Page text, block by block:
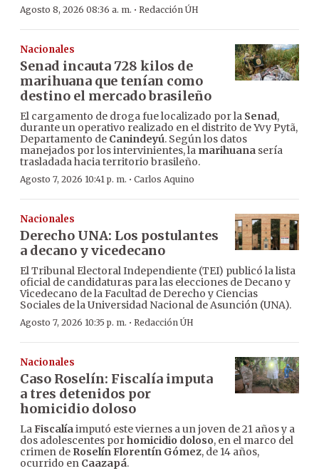
Agosto 8, 2026 08:36 a. m. · Redacción ÚH
Nacionales
Senad incauta 728 kilos de
marihuana que tenían como
destino el mercado brasileño
El cargamento de droga fue localizado por la Senad,
durante un operativo realizado en el distrito de Yvy Pytã,
Departamento de Canindeyú. Según los datos
manejados por los intervinientes, la marihuana sería
trasladada hacia territorio brasileño.
Agosto 7, 2026 10:41 p. m. · Carlos Aquino
Nacionales
Derecho UNA: Los postulantes
a decano y vicedecano
El Tribunal Electoral Independiente (TEI) publicó la lista
oficial de candidaturas para las elecciones de Decano y
Vicedecano de la Facultad de Derecho y Ciencias
Sociales de la Universidad Nacional de Asunción (UNA).
Agosto 7, 2026 10:35 p. m. · Redacción ÚH
Nacionales
Caso Roselín: Fiscalía imputa
a tres detenidos por
homicidio doloso
LaFiscalíaimputó este viernes a un joven de 21 años y a
dos adolescentes porhomicidio doloso, en el marco del
crimen de Roselín Florentín Gómez, de 14 años,
ocurrido en Caazapá.